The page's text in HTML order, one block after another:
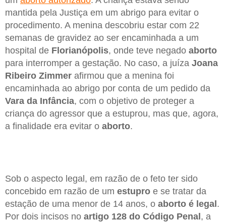
mantida pela Justiça em um abrigo para evitar o
procedimento. A menina descobriu estar com 22
semanas de gravidez ao ser encaminhada a um
hospital de Florianópolis, onde teve negado aborto
para interromper a gestação. No caso, a juíza Joana
Ribeiro Zimmer afirmou que a menina foi
encaminhada ao abrigo por conta de um pedido da
Vara da Infância, com o objetivo de proteger a
criança do agressor que a estuprou, mas que, agora,
a finalidade era evitar o aborto.
Sob o aspecto legal, em razão de o feto ter sido
concebido em razão de um estupro e se tratar da
estação de uma menor de 14 anos, o aborto é legal.
Por dois incisos no artigo 128 do Código Penal, a